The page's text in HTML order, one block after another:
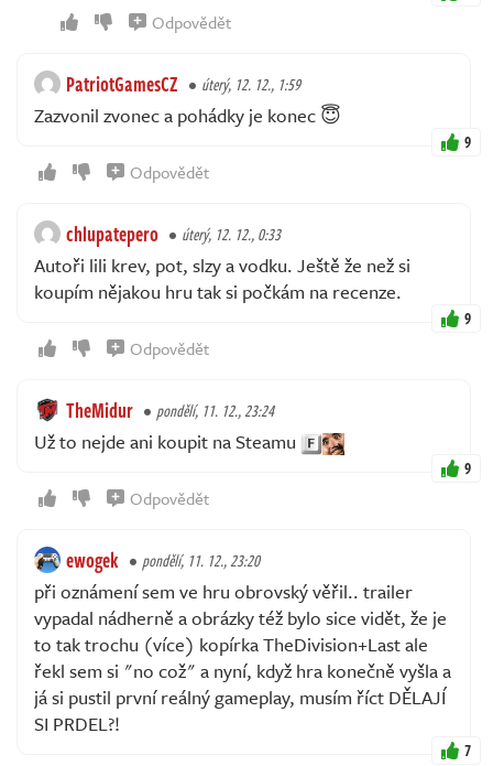
Odpovědět
PatriotGamesCZ úterý, 12. 12., 1:59
Zazvonil zvonec a pohádky je konec 😇
9
Odpovědět
chlupatepero úterý, 12. 12., 0:33
Autoři lili krev, pot, slzy a vodku. Ještě že než si
koupím nějakou hru tak si počkám na recenze.
9
Odpovědět
TheMidur pondělí, 11. 12., 23:24
Už to nejde ani koupit na Steamu
9
Odpovědět
ewogek pondělí, 11. 12., 23:20
při oznámení sem ve hru obrovský věřil.. trailer
vypadal nádherně a obrázky též bylo sice vidět, že je
to tak trochu (více) kopírka TheDivision+Last ale
řekl sem si "no což" a nyní, když hra konečně vyšla a
já si pustil první reálný gameplay, musím říct DĚLAJÍ
SI PRDEL?!
7